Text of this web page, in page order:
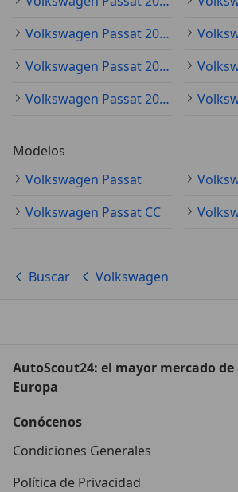
Volkswagen Passat 2019
Volkswagen Passat 2011
Volkswagen Passat 2012
Modelos
Volkswagen Passat
Volkswagen Passat CC
Buscar Volkswagen
AutoScout24: el mayor mercado
Europa
Conócenos
Condiciones Generales
Política de Privacidad